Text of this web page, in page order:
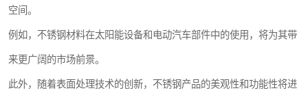
空间。
例如，不锈钢材料在太阳能设备和电动汽车部件中的使用，将为其带
来更广阔的市场前景。
此外，随着表面处理技术的创新，不锈钢产品的美观性和功能性将进